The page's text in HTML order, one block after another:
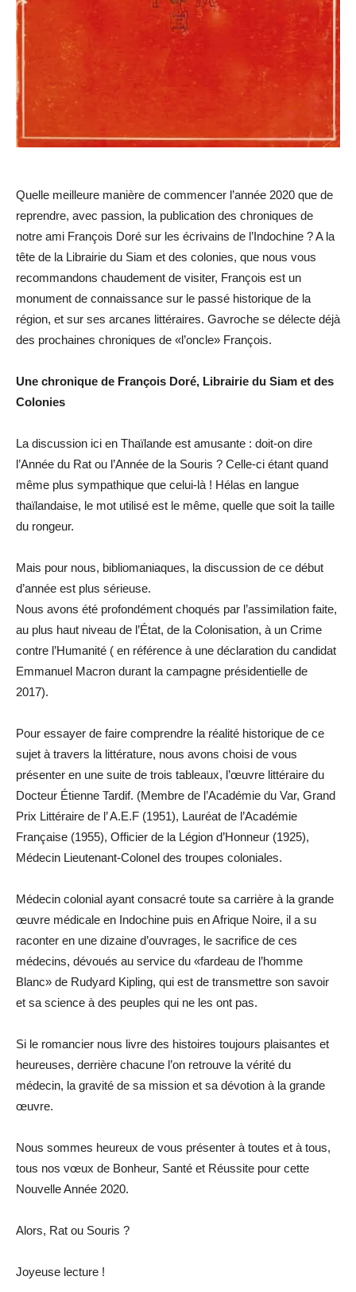
Quelle meilleure manière de commencer l’année 2020 que de
reprendre, avec passion, la publication des chroniques de
notre ami François Doré sur les écrivains de l’Indochine ? A la
tête de la Librairie du Siam et des colonies, que nous vous
recommandons chaudement de visiter, François est un
monument de connaissance sur le passé historique de la
région, et sur ses arcanes littéraires. Gavroche se délecte déjà
des prochaines chroniques de «l’oncle» François.
Une chronique de François Doré, Librairie du Siam et des
Colonies
La discussion ici en Thaïlande est amusante : doit-on dire
l’Année du Rat ou l’Année de la Souris ? Celle-ci étant quand
même plus sympathique que celui-là ! Hélas en langue
thaïlandaise, le mot utilisé est le même, quelle que soit la taille
du rongeur.
Mais pour nous, bibliomaniaques, la discussion de ce début
d’année est plus sérieuse.
Nous avons été profondément choqués par l’assimilation faite,
au plus haut niveau de l’État, de la Colonisation, à un Crime
contre l’Humanité ( en référence à une déclaration du candidat
Emmanuel Macron durant la campagne présidentielle de
2017).
Pour essayer de faire comprendre la réalité historique de ce
sujet à travers la littérature, nous avons choisi de vous
présenter en une suite de trois tableaux, l’œuvre littéraire du
Docteur Étienne Tardif. (Membre de l’Académie du Var, Grand
Prix Littéraire de l’ A.E.F (1951), Lauréat de l’Académie
Française (1955), Officier de la Légion d’Honneur (1925),
Médecin Lieutenant-Colonel des troupes coloniales.
Médecin colonial ayant consacré toute sa carrière à la grande
œuvre médicale en Indochine puis en Afrique Noire, il a su
raconter en une dizaine d’ouvrages, le sacrifice de ces
médecins, dévoués au service du «fardeau de l’homme
Blanc» de Rudyard Kipling, qui est de transmettre son savoir
et sa science à des peuples qui ne les ont pas.
Si le romancier nous livre des histoires toujours plaisantes et
heureuses, derrière chacune l’on retrouve la vérité du
médecin, la gravité de sa mission et sa dévotion à la grande
œuvre.
Nous sommes heureux de vous présenter à toutes et à tous,
tous nos vœux de Bonheur, Santé et Réussite pour cette
Nouvelle Année 2020.
Alors, Rat ou Souris ?
Joyeuse lecture !